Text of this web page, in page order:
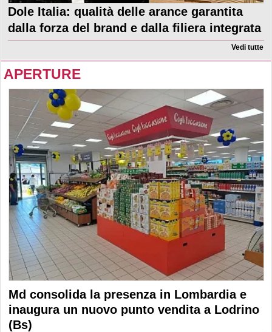
Dole Italia: qualità delle arance garantita
dalla forza del brand e dalla filiera integrata
Vedi tutte
APERTURE
Md consolida la presenza in Lombardia e
inaugura un nuovo punto vendita a Lodrino
(Bs)